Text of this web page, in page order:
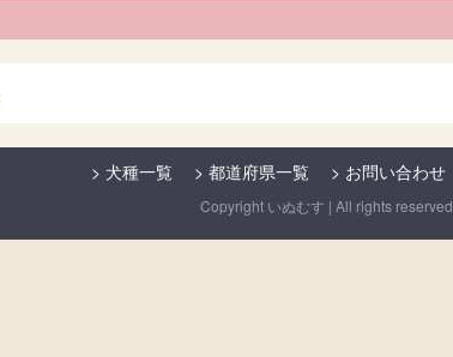
> 犬種一覧 > 都道府県一覧 > お問い合わせ
Copyright いぬむす | All rights reserved.